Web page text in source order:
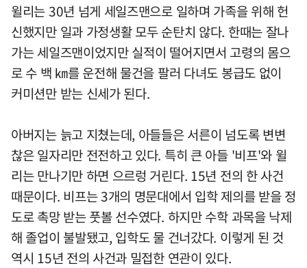
윌리는 30년 넘게 세일즈맨으로 일하며 가족을 위해 헌
신했지만 일과 가정생활 모두 순탄치 않다. 한때는 잘나
가는 세일즈맨이었지만 실적이 떨어지면서 고령의 몸으
로 수 백 ㎞를 운전해 물건을 팔러 다녀도 봉급도 없이
커미션만 받는 신세가 된다.
아버지는 늙고 지쳤는데, 아들들은 서른이 넘도록 변변
찮은 일자리만 전전하고 있다. 특히 큰 아들 '비프'와 윌
리는 만나기만 하면 으르렁 거린다. 15년 전의 한 사건
때문이다. 비프는 3개의 명문대에서 입학 제의를 받을 정
도로 촉망 받는 풋볼 선수였다. 하지만 수학 과목을 낙제
해 졸업이 불발됐고, 입학도 물 건너갔다. 이렇게 된 것
역시 15년 전의 사건과 밀접한 연관이 있다.